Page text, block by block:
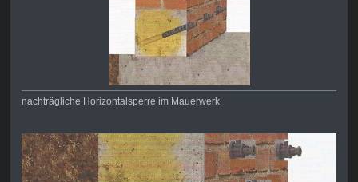
nachträgliche Horizontalsperre im Mauerwerk